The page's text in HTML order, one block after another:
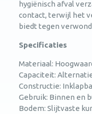
hygiënisch afval
contact, terwijl het
biedt tegen
Specificaties
Materiaal:
Capaciteit:
Constructie:
Gebruik: Binnen en
Bodem: Slijtvaste